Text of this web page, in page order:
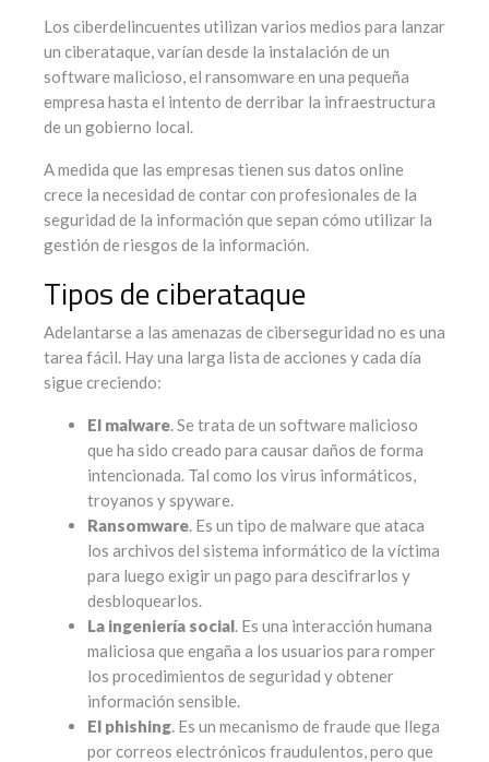
Los ciberdelincuentes utilizan varios medios para lanzar
un ciberataque, varían desde la instalación de un
software malicioso, el ransomware en una pequeña
empresa hasta el intento de derribar la infraestructura
de un gobierno local.
A medida que las empresas tienen sus datos online
crece la necesidad de contar con profesionales de la
seguridad de la información que sepan cómo utilizar la
gestión de riesgos de la información.
Tipos de ciberataque
Adelantarse a las amenazas de ciberseguridad no es una
tarea fácil. Hay una larga lista de acciones y cada día
sigue creciendo:
El malware. Se trata de un software malicioso
que ha sido creado para causar daños de forma
intencionada. Tal como los virus informáticos,
troyanos y spyware.
Ransomware. Es un tipo de malware que ataca
los archivos del sistema informático de la víctima
para luego exigir un pago para descifrarlos y
desbloquearlos.
La ingeniería social. Es una interacción humana
maliciosa que engaña a los usuarios para romper
los procedimientos de seguridad y obtener
información sensible.
El phishing. Es un mecanismo de fraude que llega
por correos electrónicos fraudulentos, pero que